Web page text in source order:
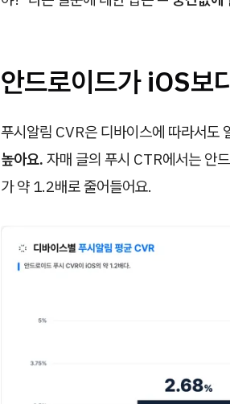
안드로이드가 iOS보
푸시알림 CVR은 디바이스에 따라서도
높아요. 자매 글의 푸시 CTR에서는 안
가 약 1.2배로 줄어들어요.